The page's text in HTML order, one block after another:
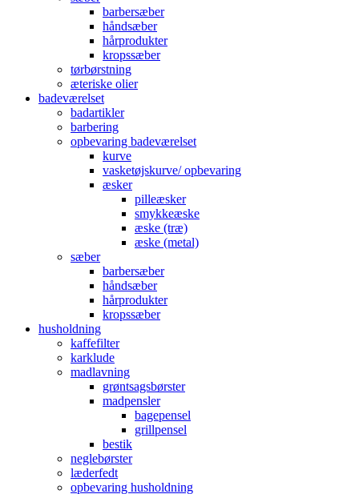
barbersæber
håndsæber
hårprodukter
kropssæber
tørbørstning
æteriske olier
badeværelset
badartikler
barbering
opbevaring badeværelset
kurve
vasketøjskurve/ opbevaring
æsker
pilleæsker
smykkeæske
æske (træ)
æske (metal)
sæber
barbersæber
håndsæber
hårprodukter
kropssæber
husholdning
kaffefilter
karklude
madlavning
grøntsagsbørster
madpensler
bagepensel
grillpensel
bestik
neglebørster
læderfedt
opbevaring husholdning